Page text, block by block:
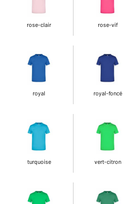
rose-clair rose-vif
royal royal-foncé
turquoise vert-citron